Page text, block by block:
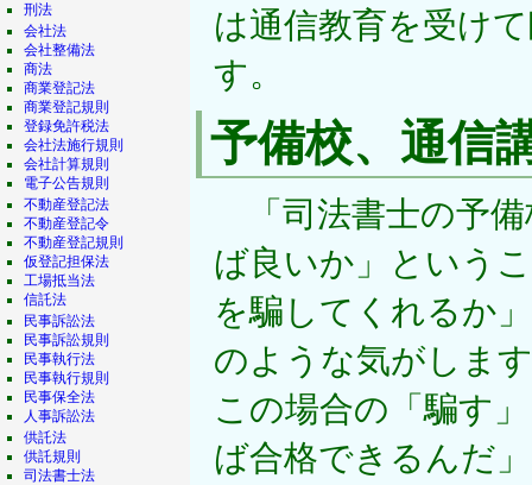
刑法
会社法
会社整備法
商法
商業登記法
商業登記規則
登録免許税法
会社法施行規則
会社計算規則
電子公告規則
不動産登記法
不動産登記令
不動産登記規則
仮登記担保法
工場抵当法
信託法
民事訴訟法
民事訴訟規則
民事執行法
民事執行規則
民事保全法
人事訴訟法
供託法
供託規則
司法書士法
は通信教育を受け
す。
予備校、通信
「司法書士の予備
ば良いか」という
を騙してくれるか
のような気がしま
この場合の「騙す
ば合格できるんだ